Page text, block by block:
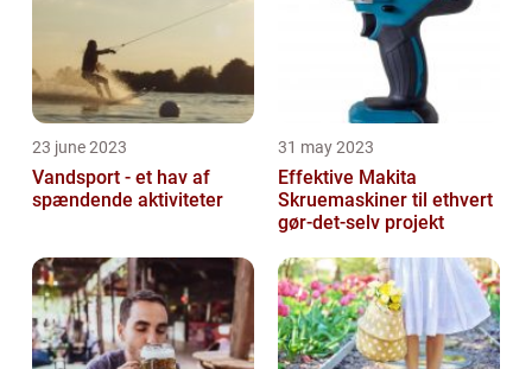
23 june 2023
Vandsport - et hav af
spændende aktiviteter
31 may 2023
Effektive Makita
Skruemaskiner til ethvert
gør-det-selv projekt